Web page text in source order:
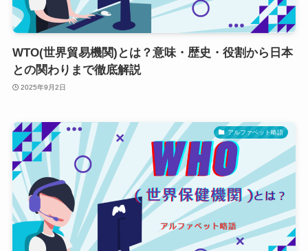
WTO(世界貿易機関)とは？意味・歴史・役割から日本
との関わりまで徹底解説
2025年9月2日
アルファベット略語